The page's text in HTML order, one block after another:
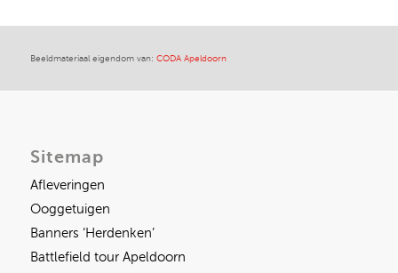
Beeldmateriaal eigendom van: CODA Apeldoorn
Sitemap
Afleveringen
Ooggetuigen
Banners ‘Herdenken’
Battlefield tour Apeldoorn